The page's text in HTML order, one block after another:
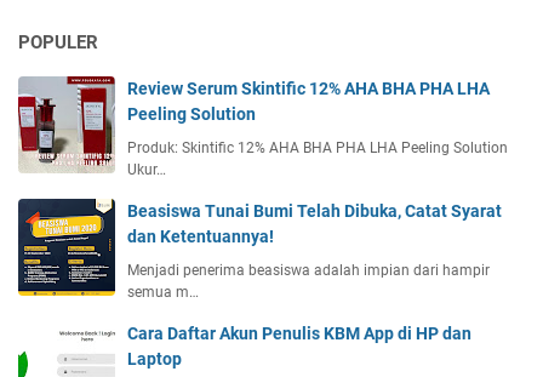
POPULER
Review Serum Skintific 12% AHA BHA PHA LHA
Peeling Solution
Produk: Skintific 12% AHA BHA PHA LHA Peeling Solution
Ukur…
Beasiswa Tunai Bumi Telah Dibuka, Catat Syarat
dan Ketentuannya!
Menjadi penerima beasiswa adalah impian dari hampir
semua m…
Cara Daftar Akun Penulis KBM App di HP dan
Laptop